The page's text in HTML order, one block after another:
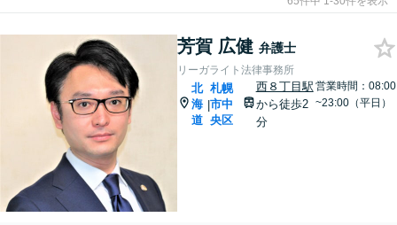
芳賀 広健 弁護士
リーガライト法律事務所
北
海
道
|
札幌
市中
央区
西８丁目駅
から徒歩2
分
営業時間：08:00
~23:00（平日）